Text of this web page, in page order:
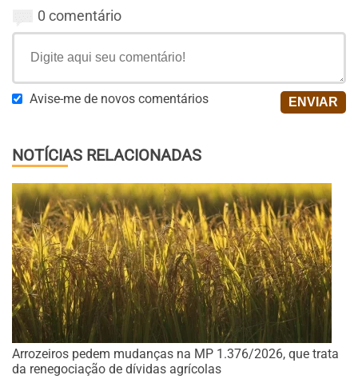
0 comentário
Avise-me de novos comentários
NOTÍCIAS RELACIONADAS
Arrozeiros pedem mudanças na MP 1.376/2026, que trata
da renegociação de dívidas agrícolas